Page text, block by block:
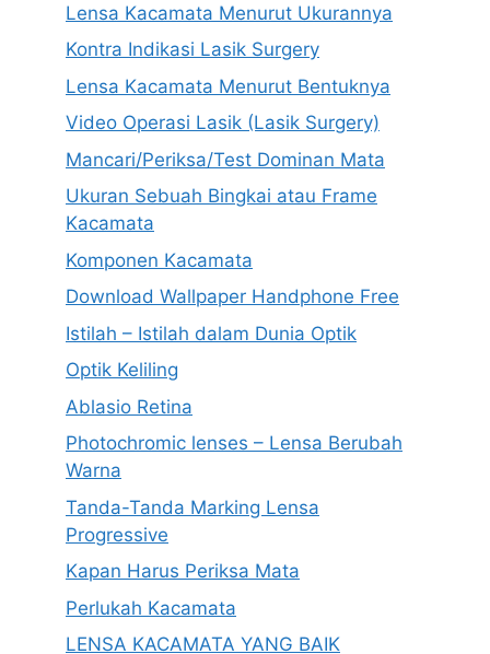
Lensa Kacamata Menurut Ukurannya
Kontra Indikasi Lasik Surgery
Lensa Kacamata Menurut Bentuknya
Video Operasi Lasik (Lasik Surgery)
Mancari/Periksa/Test Dominan Mata
Ukuran Sebuah Bingkai atau Frame
Kacamata
Komponen Kacamata
Download Wallpaper Handphone Free
Istilah – Istilah dalam Dunia Optik
Optik Keliling
Ablasio Retina
Photochromic lenses – Lensa Berubah
Warna
Tanda-Tanda Marking Lensa
Progressive
Kapan Harus Periksa Mata
Perlukah Kacamata
LENSA KACAMATA YANG BAIK